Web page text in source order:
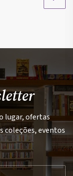
lugar, ofertas
coleções, eventos